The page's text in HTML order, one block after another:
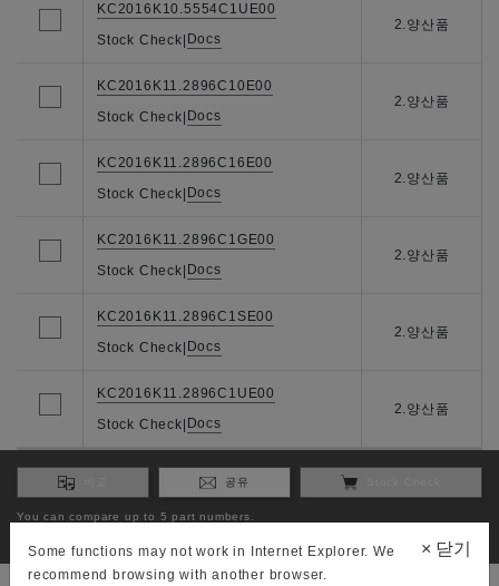
Some functions may not work in Internet Explorer. We
recommend browsing with another browser.
× 닫기
KC2016K10.5554C1UE00
Stock Check| Docs
2.양산품
KC2016K11.2896C10E00
Stock Check| Docs
2.양산품
KC2016K11.2896C16E00
Stock Check| Docs
2.양산품
KC2016K11.2896C1GE00
Stock Check| Docs
2.양산품
KC2016K11.2896C1SE00
Stock Check| Docs
2.양산품
KC2016K11.2896C1UE00
Stock Check| Docs
2.양산품
공유
You can compare up to 5 part numbers.